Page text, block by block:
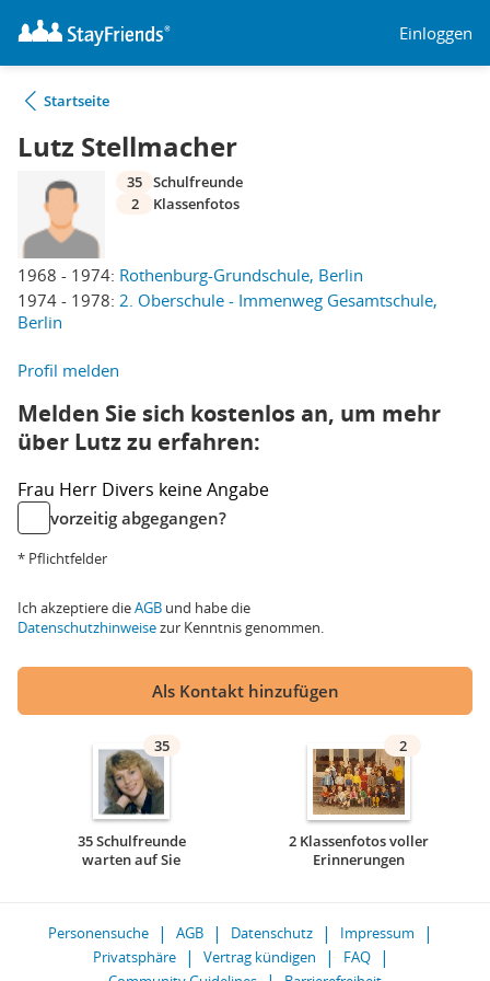
Einloggen
Startseite
Lutz Stellmacher
1968 - 1974: Rothenburg-Grundschule, Berlin
1974 - 1978: 2. Oberschule - Immenweg Gesamtschule,
Berlin
35 Schulfreunde
2
Klassenfotos
Profil melden
Melden Sie sich kostenlos an, um mehr
über Lutz zu erfahren:
Frau Herr Divers keine Angabe
vorzeitig abgegangen?
* Pflichtfelder
Ich akzeptiere dieAGB und habe die
Datenschutzhinweisezur Kenntnis genommen.
Als Kontakt hinzufügen
35
35 Schulfreunde
warten auf Sie
2
2 Klassenfotos voller
Erinnerungen
Personensuche AGB Datenschutz
Impressum
Privatsphäre
Vertrag kündigen
FAQ